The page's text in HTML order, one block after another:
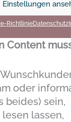
Einstellungen
RichtlinieDatenschutz
Content
oder
beides) sein,
lassen,